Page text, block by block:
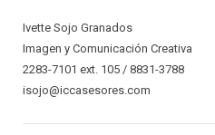
Ivette Sojo Granados
Imagen y Comunicación Creativa
2283-7101 ext. 105 / 8831-3788
isojo@iccasesores.com